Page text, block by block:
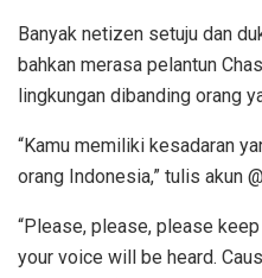
Banyak netizen setuju dan
bahkan merasa pelantun
lingkungan dibanding orang
“Kamu memiliki kesadaran
orang Indonesia,” tulis akun
“Please, please, please
your voice will be heard.